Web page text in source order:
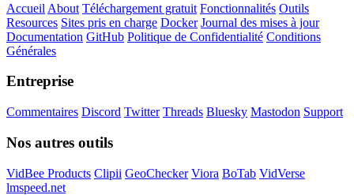
Accueil About Téléchargement gratuit Fonctionnalités Outils
Resources Sites pris en charge Docker Journal des mises à jour
Documentation GitHub Politique de Confidentialité Conditions
Générales
Entreprise
Commentaires Discord Twitter Threads Bluesky Mastodon Support
Nos autres outils
VidBee Products Clipii GeoChecker Viora BoTab VidVerse
lmspeed.net